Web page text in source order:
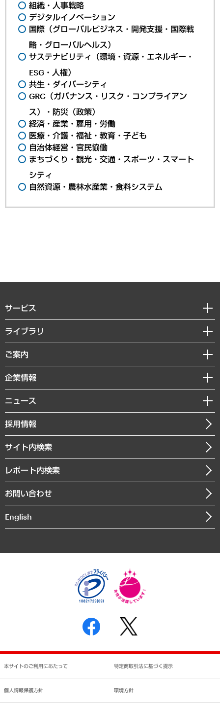
組織・人事戦略
デジタルイノベーション
国際（グローバルビジネス・開発支援・国際戦
略・グローバルヘルス）
サステナビリティ（環境・資源・エネルギー・
ESG・人権）
共生・ダイバーシティ
GRC（ガバナンス・リスク・コンプライアン
ス）・防災（政策）
経済・産業・雇用・労働
医療・介護・福祉・教育・子ども
自治体経営・官民協働
まちづくり・観光・交通・スポーツ・スマート
シティ
自然資源・農林水産業・食料システム
サービス
経営戦略
組織・人事戦略
デジタルイノベーション
共生・ダイバーシティ
GRC（ガバナンス・リスク・コンプライアンス）・防災（政策）
経済・産業・雇用・労働
まちづくり・観光・交通・スポーツ・スマートシティ
自然資源・農林水産業・食料システム
ライブラリ
経済調査
レポート
コラム
経営用語集
受託・受注実績（官公庁関連）
メディア掲載・出演
ご案内
セミナー・イベント情報
MUFGビジネスセミナー
受託案件情報
企業情報
私たちの想い
社長メッセージ
会社概要
沿革
組織図・本部部室紹介
インドネシア現地法人
個人情報保護方針
反社会的勢力に対する基本方針
書面による個人情報の開示等の請求の手続きについて
ニュース
ニュースリリース
お知らせ
採用情報
サイト内検索
レポート内検索
お問い合わせ
English
本サイトのご利用にあたって 特定商取引法に基づく提示
個人情報保護方針 環境方針